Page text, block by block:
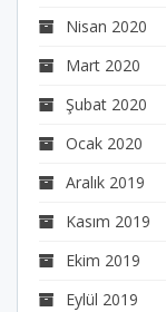
Nisan 2020
Mart 2020
Şubat 2020
Ocak 2020
Aralık 2019
Kasım 2019
Ekim 2019
Eylül 2019